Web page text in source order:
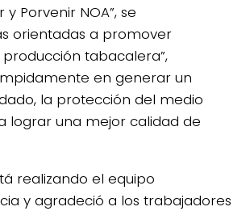
Porvenir NOA”, se
orientadas a promover
tabacalera”,
en generar un
la protección del medio
lograr una mejor calidad de
realizando el equipo
y agradeció a los trabajadores